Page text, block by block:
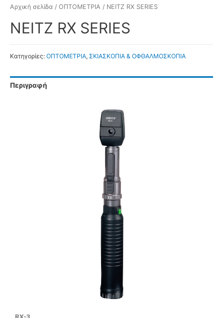
Αρχική σελίδα / ΟΠΤΟΜΕΤΡΙΑ / NEITZ RX SERIES
NEITZ RX SERIES
Κατηγορίες: ΟΠΤΟΜΕΤΡΙΑ, ΣΚΙΑΣΚΟΠΙΑ & ΟΦΘΑΛΜΟΣΚΟΠΙΑ
Περιγραφή